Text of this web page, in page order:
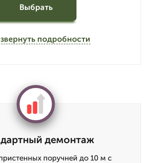
Выбрать
подробности
демонтаж
поручней до 10 м с